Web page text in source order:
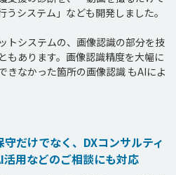
システム」なども開発しました。
トシステムの、画像認識の部分を技
もあります。画像認識精度を大幅に
きなかった箇所の画像認識 もAIによ
だけでなく、DXコンサルティ
用などのご相談にも対応